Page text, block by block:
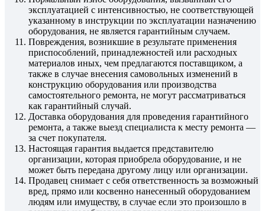
эксплуатацией с интенсивностью, не соответствующей
указанному в инструкции по эксплуатации назначению
оборудования, не является гарантийным случаем.
Повреждения, возникшие в результате применения
приспособлений, принадлежностей или расходных
материалов иных, чем предлагаются поставщиком, а
также в случае внесения самовольных изменений в
конструкцию оборудования или производства
самостоятельного ремонта, не могут рассматриваться
как гарантийный случай.
Доставка оборудования для проведения гарантийного
ремонта, а также выезд специалиста к месту ремонта —
за счет покупателя.
Настоящая гарантия выдается представителю
организации, которая приобрела оборудование, и не
может быть передана другому лицу или организации.
Продавец снимает с себя ответственность за возможный
вред, прямо или косвенно нанесенный оборудованием
людям или имуществу, в случае если это произошло в